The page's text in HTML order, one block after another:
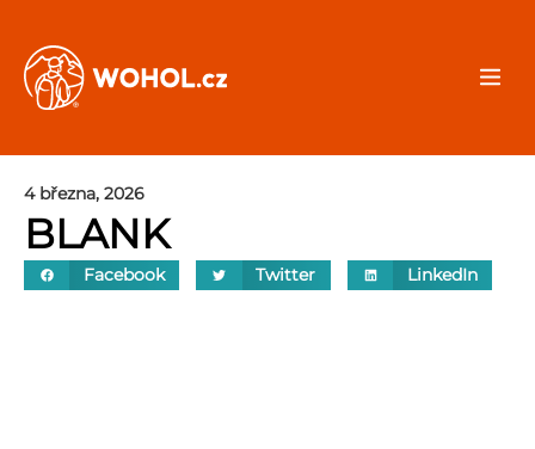
4 března, 2026
BLANK
Facebook Twitter LinkedIn